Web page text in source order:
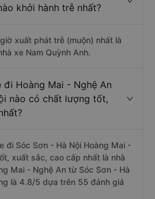
khởi hành trễ nhất?
xuất phát trễ (muộn) nhất là
xe Nam Quỳnh Anh.
đi Hoàng Mai - Nghệ An
nào có chất lượng tốt,
đi Sóc Sơn - Hà Nội Hoàng Mai -
xuất sắc, cao cấp nhất là nhà
Mai - Nghệ An từ Sóc Sơn - Hà
là 4.8/5 dựa trên 55 đánh giá